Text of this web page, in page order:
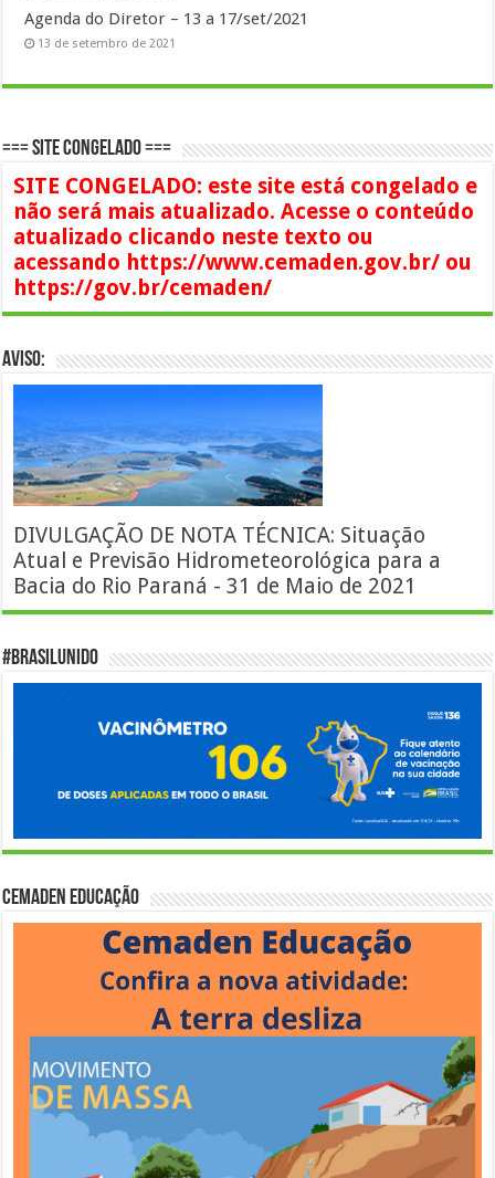
Agenda do Diretor – 13 a 17/set/2021
13 de setembro de 2021
=== SITE CONGELADO ===
SITE CONGELADO: este site está congelado e
não será mais atualizado. Acesse o conteúdo
atualizado clicando neste texto ou
acessando https://www.cemaden.gov.br/ ou
https://gov.br/cemaden/
AVISO:
DIVULGAÇÃO DE NOTA TÉCNICA: Situação
Atual e Previsão Hidrometeorológica para a
Bacia do Rio Paraná - 31 de Maio de 2021
#BrasilUnido
Cemaden Educação